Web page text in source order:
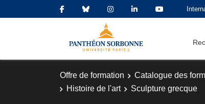
Offre de formation Catalogue des
Histoire de l'art
Sculpture grecque